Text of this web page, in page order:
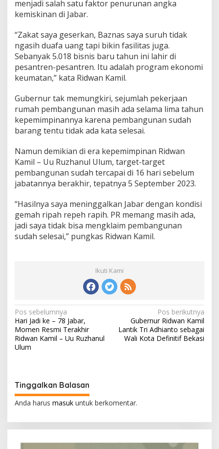
menjadi salah satu faktor penurunan angka
kemiskinan di Jabar.
“Zakat saya geserkan, Baznas saya suruh tidak
ngasih duafa uang tapi bikin fasilitas juga.
Sebanyak 5.018 bisnis baru tahun ini lahir di
pesantren-pesantren. Itu adalah program ekonomi
keumatan,” kata Ridwan Kamil.
Gubernur tak memungkiri, sejumlah pekerjaan
rumah pembangunan masih ada selama lima tahun
kepemimpinannya karena pembangunan sudah
barang tentu tidak ada kata selesai.
Namun demikian di era kepemimpinan Ridwan
Kamil – Uu Ruzhanul Ulum, target-target
pembangunan sudah tercapai di 16 hari sebelum
jabatannya berakhir, tepatnya 5 September 2023.
“Hasilnya saya meninggalkan Jabar dengan kondisi
gemah ripah repeh rapih. PR memang masih ada,
jadi saya tidak bisa mengklaim pembangunan
sudah selesai,” pungkas Ridwan Kamil.
Ikuti Kami
N
a
v
i
a
s
i
p
Pos sebelumnya
Hari Jadi ke – 78 Jabar,
Momen Resmi Terakhir
Ridwan Kamil – Uu Ruzhanul
Ulum
Pos berikutnya
Gubernur Ridwan Kamil
Lantik Tri Adhianto sebagai
Wali Kota Definitif Bekasi
Tinggalkan Balasan
Anda harus masuk untuk berkomentar.